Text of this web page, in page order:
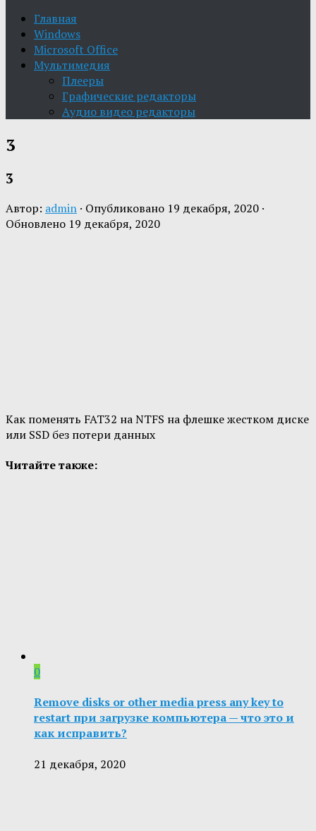
Главная
Windows
Microsoft Office
Мультимедия
Плееры
Графические редакторы
Aудио видео редакторы
3
3
Автор: admin · Опубликовано 19 декабря, 2020 ·
Обновлено 19 декабря, 2020
Как поменять FAT32 на NTFS на флешке жестком диске
или SSD без потери данных
Читайте также:
0
Remove disks or other media press any key to
restart при загрузке компьютера — что это и
как исправить?
21 декабря, 2020